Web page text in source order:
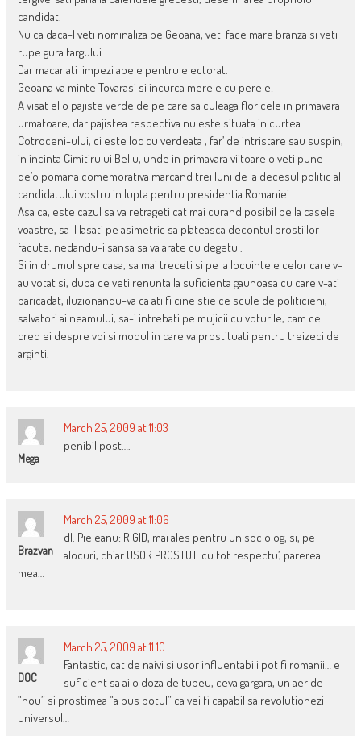
candidat.
Nu ca daca-l veti nominaliza pe Geoana, veti face mare branza si veti
rupe gura targului.
Dar macar ati limpezi apele pentru electorat.
Geoana va minte Tovarasi si incurca merele cu perele!
A visat el o pajiste verde de pe care sa culeaga floricele in primavara
urmatoare, dar pajistea respectiva nu este situata in curtea
Cotroceni-ului, ci este loc cu verdeata , far’ de intristare sau suspin,
in incinta Cimitirului Bellu, unde in primavara viitoare o veti pune
de’o pomana comemorativa marcand trei luni de la decesul politic al
candidatului vostru in lupta pentru presidentia Romaniei.
Asa ca, este cazul sa va retrageti cat mai curand posibil pe la casele
voastre, sa-l lasati pe asimetric sa plateasca decontul prostiilor
facute, nedandu-i sansa sa va arate cu degetul.
Si in drumul spre casa, sa mai treceti si pe la locuintele celor care v-
au votat si, dupa ce veti renunta la suficienta gaunoasa cu care v-ati
baricadat, iluzionandu-va ca ati fi cine stie ce scule de politicieni,
salvatori ai neamului, sa-i intrebati pe mujicii cu voturile, cam ce
cred ei despre voi si modul in care va prostituati pentru treizeci de
arginti.
Mega
March 25, 2009 at 11:03
penibil post….
Brazvan
March 25, 2009 at 11:06
dl. Pieleanu: RIGID, mai ales pentru un sociolog, si, pe
alocuri, chiar USOR PROSTUT. cu tot respectu’, parerea
mea…
DOC
March 25, 2009 at 11:10
Fantastic, cat de naivi si usor influentabili pot fi romanii… e
suficient sa ai o doza de tupeu, ceva gargara, un aer de
“nou” si prostimea “a pus botul” ca vei fi capabil sa revolutionezi
universul…